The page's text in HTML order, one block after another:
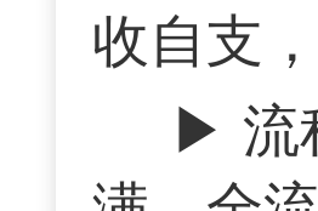
收自支
▶ 流